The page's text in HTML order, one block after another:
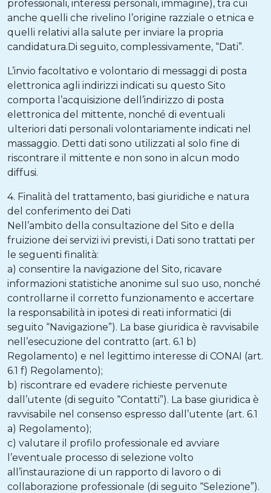
professionali, interessi personali, immagine), tra cui
anche quelli che rivelino l’origine razziale o etnica e
quelli relativi alla salute per inviare la propria
candidatura.Di seguito, complessivamente, “Dati”.
L’invio facoltativo e volontario di messaggi di posta
elettronica agli indirizzi indicati su questo Sito
comporta l’acquisizione dell’indirizzo di posta
elettronica del mittente, nonché di eventuali
ulteriori dati personali volontariamente indicati nel
massaggio. Detti dati sono utilizzati al solo fine di
riscontrare il mittente e non sono in alcun modo
diffusi.
4. Finalità del trattamento, basi giuridiche e natura
del conferimento dei Dati
Nell’ambito della consultazione del Sito e della
fruizione dei servizi ivi previsti, i Dati sono trattati per
le seguenti finalità:
a) consentire la navigazione del Sito, ricavare
informazioni statistiche anonime sul suo uso, nonché
controllarne il corretto funzionamento e accertare
la responsabilità in ipotesi di reati informatici (di
seguito “Navigazione”). La base giuridica è ravvisabile
nell’esecuzione del contratto (art. 6.1 b)
Regolamento) e nel legittimo interesse di CONAI (art.
6.1 f) Regolamento);
b) riscontrare ed evadere richieste pervenute
dall’utente (di seguito “Contatti”). La base giuridica è
ravvisabile nel consenso espresso dall’utente (art. 6.1
a) Regolamento);
c) valutare il profilo professionale ed avviare
l’eventuale processo di selezione volto
all’instaurazione di un rapporto di lavoro o di
collaborazione professionale (di seguito “Selezione”).